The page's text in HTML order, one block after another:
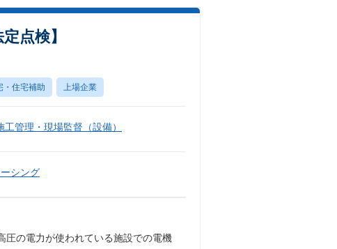
点検】
・住宅補助 上場企業
工管理・現場監督（設備）
シング
圧の電力が使われている施設での電機